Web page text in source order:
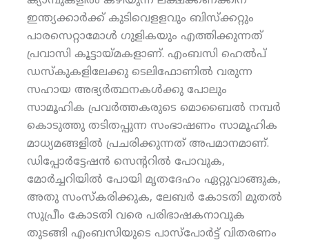
ഇന്ത്യക്കാര്‍ക്ക് കുടിവെളളവും ബിസ്‌ക്കറ്റും
പാരസെറ്റാമോള്‍ ഗുളികയും എത്തിക്കുന്നത്
പ്രവാസി കൂട്ടായ്മകളാണ്. എംബസി ഹെല്‍പ്
ഡസ്‌കുകളിലേക്കു ടെലിഫോണില്‍ വരുന്ന
സഹായ അഭ്യര്‍ത്ഥനകള്‍ക്കു പോലും
സാമൂഹിക പ്രവര്‍ത്തകരുടെ മൊബൈല്‍ നമ്പര്‍
കൊടുത്തു തടിതപ്പുന്ന സംഭാഷണം സാമൂഹിക
മാധ്യമങ്ങളില്‍ പ്രചരിക്കുന്നത് അപമാനമാണ്.
ഡിപ്പോര്‍ട്ടേഷന്‍ സെന്ററില്‍ പോവുക,
മോര്‍ച്ചറിയില്‍ പോയി മൃതദേഹം ഏറ്റുവാങ്ങുക,
അതു സംസ്‌കരിക്കുക, ലേബര്‍ കോടതി മുതല്‍
സുപ്രീം കോടതി വരെ പരിഭാഷകനാവുക
തുടങ്ങി എംബസിയുടെ പാസ്‌പോര്‍ട്ട് വിതരണം